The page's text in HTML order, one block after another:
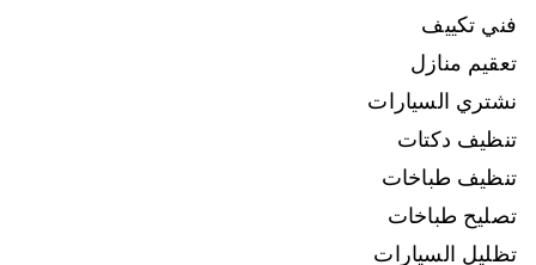
فني تكييف
تعقيم منازل
نشتري السيارات
تنظيف دكتات
تنظيف طباخات
تصليح طباخات
تظليل السيارات